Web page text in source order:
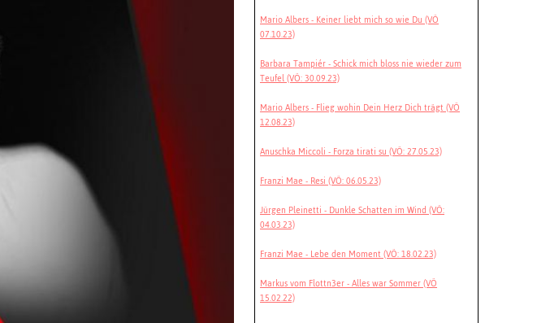
Mario Albers - Keiner liebt mich so wie Du (VÖ
07.10.23)
Barbara Tampiér - Schick mich bloss nie wieder zum
Teufel (VÖ: 30.09.23)
Mario Albers - Flieg wohin Dein Herz Dich trägt (VÖ
12.08.23)
Anuschka Miccoli - Forza tirati su (VÖ: 27.05.23)
Franzi Mae - Resi (VÖ: 06.05.23)
Jürgen Pleinetti - Dunkle Schatten im Wind (VÖ:
04.03.23)
Franzi Mae - Lebe den Moment (VÖ: 18.02.23)
Markus vom Flottn3er - Alles war Sommer (VÖ
15.02.22)